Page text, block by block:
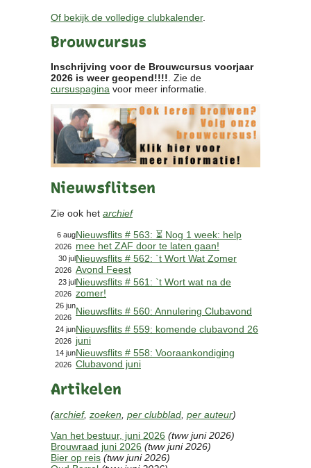
Of bekijk de volledige clubkalender.
Brouwcursus
Inschrijving voor de Brouwcursus voorjaar
2026 is weer geopend!!!!. Zie de
cursuspagina voor meer informatie.
Nieuwsflitsen
Zie ook het archief
6 aug
2026
Nieuwsflits # 563: ⏳ Nog 1 week: help
mee het ZAF door te laten gaan!
30 jul
2026
Nieuwsflits # 562: `t Wort Wat Zomer
Avond Feest
23 jul
2026
Nieuwsflits # 561: `t Wort wat na de
zomer!
26 jun
2026
Nieuwsflits # 560: Annulering Clubavond
24 jun
2026
Nieuwsflits # 559: komende clubavond 26
juni
14 jun
2026
Nieuwsflits # 558: Vooraankondiging
Clubavond juni
Artikelen
(archief, zoeken per clubblad per auteur)
Van het bestuur, juni 2026 (tww juni 2026)
Brouwraad juni 2026 (tww juni 2026)
Bier op reis (tww juni 2026)
Bijzondere Leden
- Professioneel
- Biersommeliers
Recepten
Recepten
Zoeken
Bericht
Lid worden
Brouwcursus
Artikelen
Foto's
Links
Nieuwsflitsen
Video
Inloggen